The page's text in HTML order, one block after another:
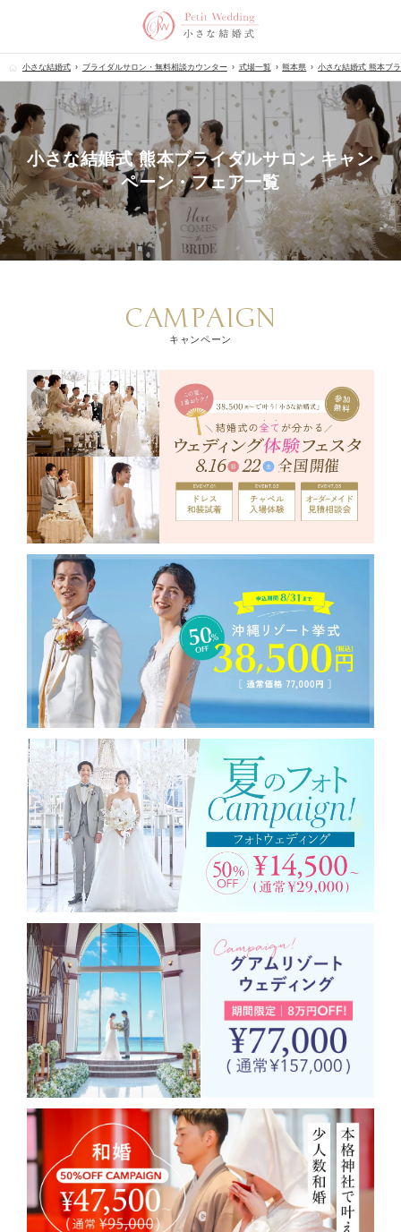
小さな結婚式 ブライダルサロン・無料相談カウンター 式場一覧 熊本県 小さな結婚式 熊本ブ
小さな結婚式 熊本ブライダルサロン キャン
ペーン・フェア一覧
CAMPAIGN
キャンペーン